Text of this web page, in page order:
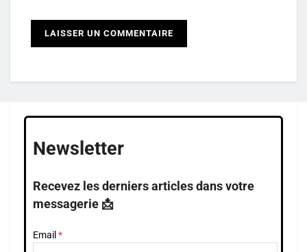
Newsletter
Recevez les derniers articles dans votre
messagerie 📩
Email